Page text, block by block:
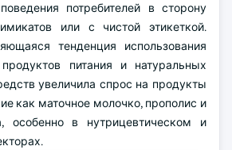
потребителей в сторону
или с чистой этикеткой.
тенденция использования
питания и натуральных
увеличила спрос на продукты
как маточное молочко, прополис и
особенно в нутрицевтическом и